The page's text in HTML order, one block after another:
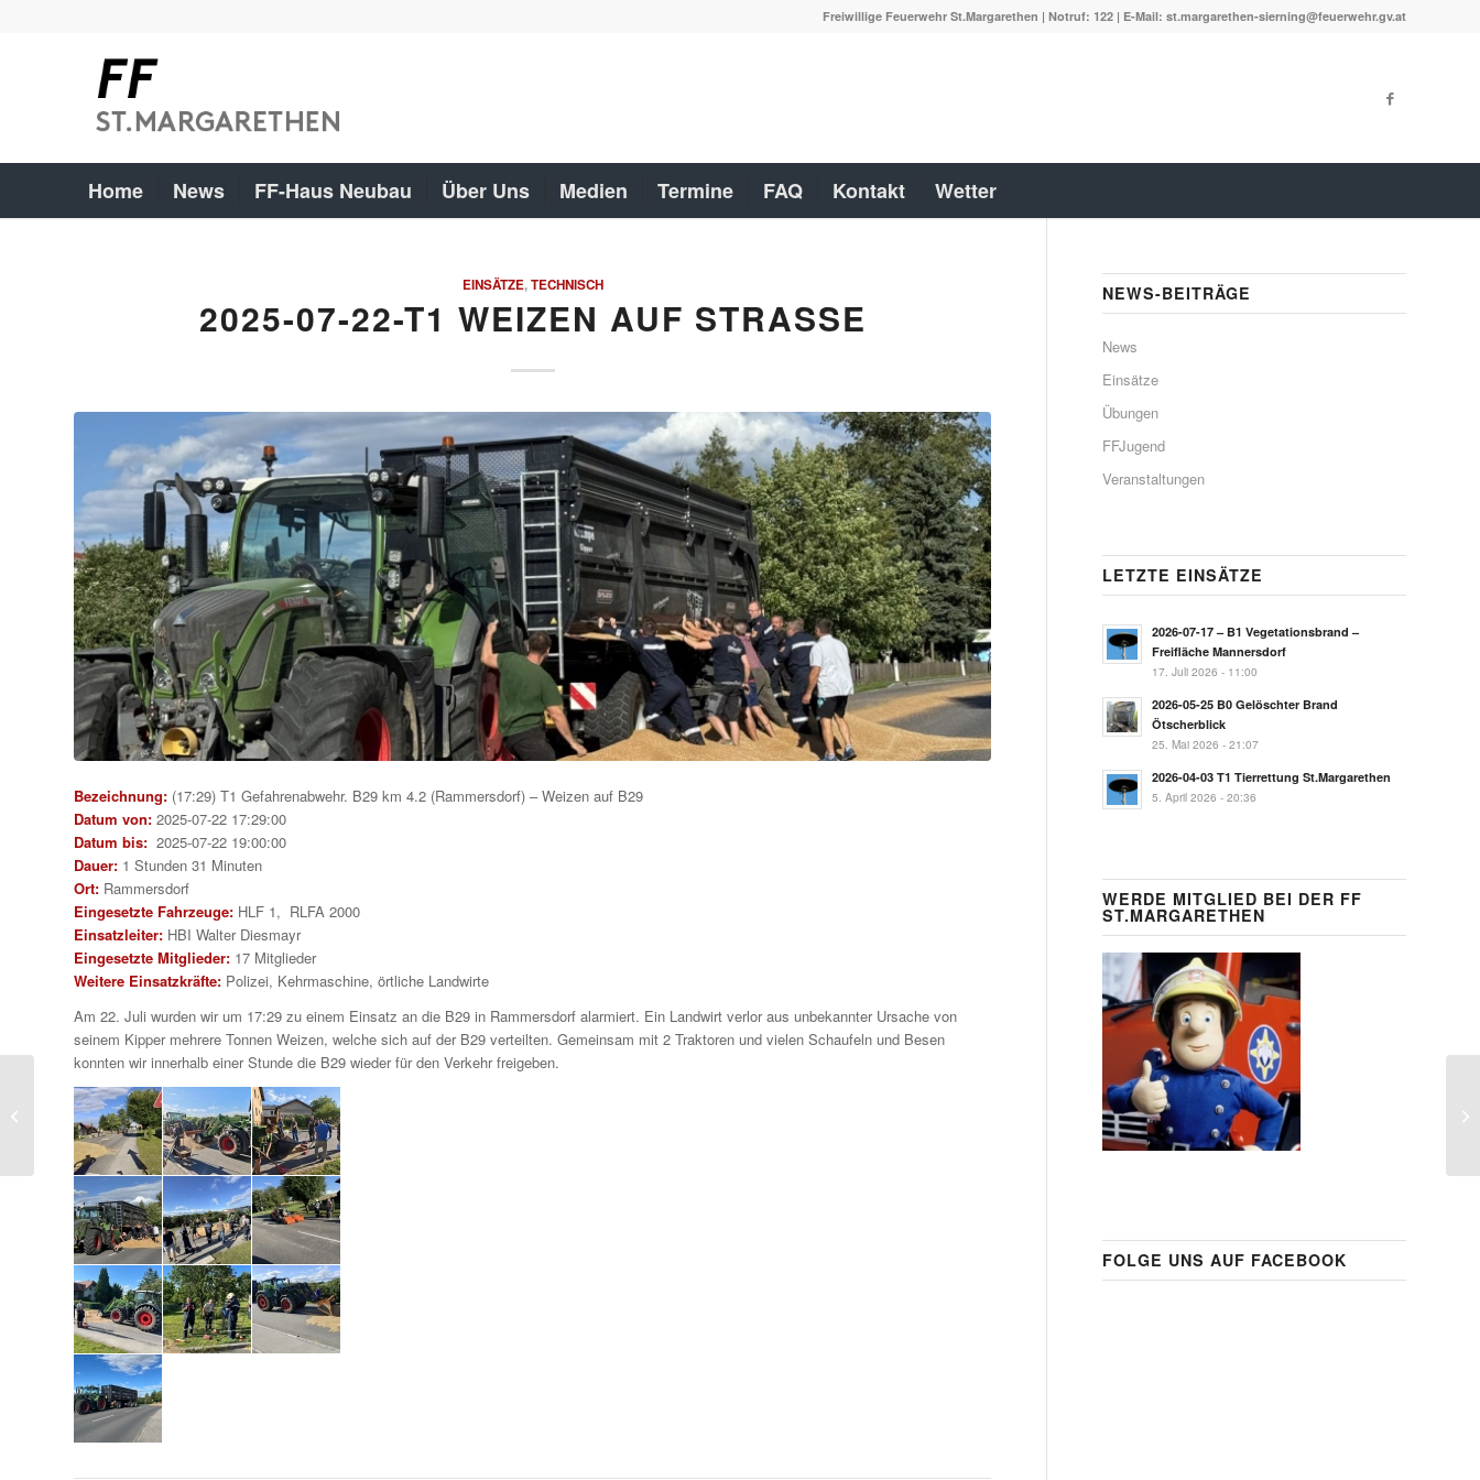
Freiwillige Feuerwehr St.Margarethen | Notruf: 122 | E-Mail: st.margarethen-sierning@feuerwehr.gv.at
Home News FF-Haus Neubau Über Uns Medien Termine FAQ Kontakt Wetter
EINSÄTZE,TECHNISCH
2025-07-22-T1 WEIZEN AUF STRASSE
Bezeichnung: (17:29) T1 Gefahrenabwehr. B29 km 4.2 (Rammersdorf) – Weizen auf B29
Datum von: 2025-07-22 17:29:00
Datum bis: 2025-07-22 19:00:00
Dauer: 1 Stunden 31 Minuten
Ort: Rammersdorf
Eingesetzte Fahrzeuge: HLF 1, RLFA 2000
Einsatzleiter: HBI Walter Diesmayr
Eingesetzte Mitglieder: 17 Mitglieder
Weitere Einsatzkräfte: Polizei, Kehrmaschine, örtliche Landwirte
Am 22. Juli wurden wir um 17:29 zu einem Einsatz an die B29 in Rammersdorf alarmiert. Ein Landwirt verlor aus unbekannter Ursache von
seinem Kipper mehrere Tonnen Weizen, welche sich auf der B29 verteilten. Gemeinsam mit 2 Traktoren und vielen Schaufeln und Besen
konnten wir innerhalb einer Stunde die B29 wieder für den Verkehr freigeben.
NEWS-BEITRÄGE
News
Einsätze
Übungen
FFJugend
Veranstaltungen
LETZTE EINSÄTZE
2026-07-17 – B1 Vegetationsbrand –
Freifläche Mannersdorf
17. Juli 2026 - 11:00
2026-05-25 B0 Gelöschter Brand
Ötscherblick
25. Mai 2026 - 21:07
2026-04-03 T1 Tierrettung St.Margarethen
5. April 2026 - 20:36
WERDE MITGLIED BEI DER FF
ST.MARGARETHEN
FOLGE UNS AUF FACEBOOK
2025-07-18- T1 PKW
Bergung Türnau